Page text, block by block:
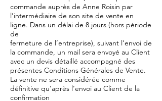
commande auprès de Anne Roisin par
l’intermédiaire de son site de vente en
ligne. Dans un délai de 8 jours (hors période
de
fermeture de l’entreprise), suivant l’envoi de
la commande, un mail sera envoyé au Client
avec un devis détaillé accompagné des
présentes Conditions Générales de Vente.
La vente ne sera considérée comme
définitive qu’après l’envoi au Client de la
confirmation